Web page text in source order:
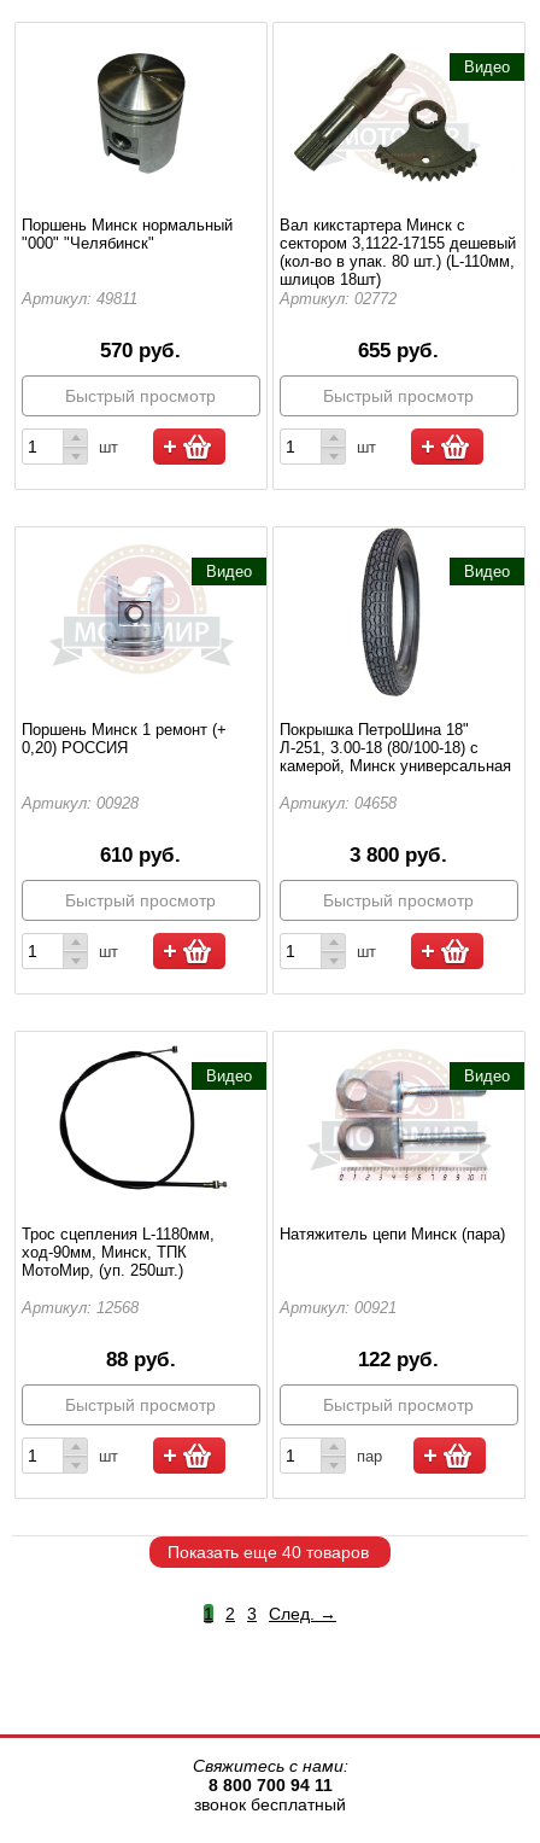
Поршень Минск нормальный
"000" "Челябинск"
Артикул: 49811
570 руб.
Быстрый просмотр
шт
Видео
Вал кикстартера Минск с
сектором 3,1122-17155 дешевый
(кол-во в упак. 80 шт.) (L-110мм,
шлицов 18шт)
Артикул: 02772
655 руб.
Быстрый просмотр
шт
Видео
Поршень Минск 1 ремонт (+
0,20) РОССИЯ
Артикул: 00928
610 руб.
Быстрый просмотр
шт
Видео
Покрышка ПетроШина 18"
Л-251, 3.00-18 (80/100-18) с
камерой, Минск универсальная
Артикул: 04658
3 800 руб.
Быстрый просмотр
шт
Видео
Трос сцепления L-1180мм,
ход-90мм, Минск, ТПК
МотоМир, (уп. 250шт.)
Артикул: 12568
88 руб.
Быстрый просмотр
шт
Видео
Натяжитель цепи Минск (пара)
Артикул: 00921
122 руб.
Быстрый просмотр
пар
Показать еще 40 товаров
1(current)
2 3 След. →
Свяжитесь с нами:
8 800 700 94 11
звонок бесплатный